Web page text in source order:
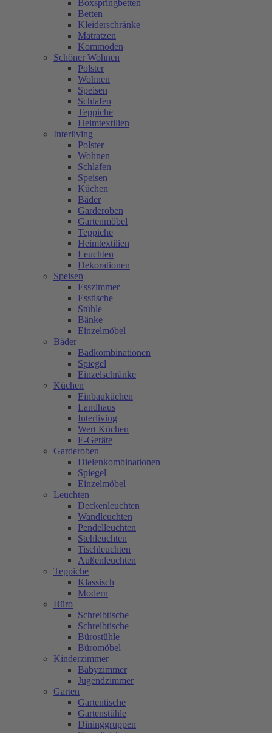
Boxspringbetten
Betten
Kleiderschränke
Matratzen
Kommoden
Schöner Wohnen
Polster
Wohnen
Speisen
Schlafen
Teppiche
Heimtextilien
Interliving
Polster
Wohnen
Schlafen
Speisen
Küchen
Bäder
Garderoben
Gartenmöbel
Teppiche
Heimtextilien
Leuchten
Dekorationen
Speisen
Esszimmer
Esstische
Stühle
Bänke
Einzelmöbel
Bäder
Badkombinationen
Spiegel
Einzelschränke
Küchen
Einbauküchen
Landhaus
Interliving
Wert Küchen
E-Geräte
Garderoben
Dielenkombinationen
Spiegel
Einzelmöbel
Leuchten
Deckenleuchten
Wandleuchten
Pendelleuchten
Stehleuchten
Tischleuchten
Außenleuchten
Teppiche
Klassisch
Modern
Büro
Schreibtische
Schreibtische
Bürostühle
Büromöbel
Kinderzimmer
Babyzimmer
Jugendzimmer
Garten
Gartentische
Gartenstühle
Dininggruppen